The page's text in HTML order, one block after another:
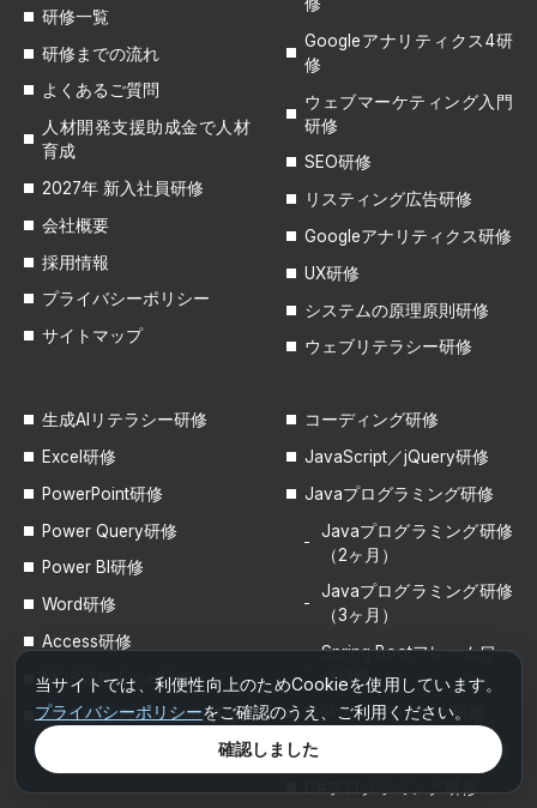
研修一覧
研修までの流れ
よくあるご質問
人材開発支援助成金で人材
育成
2027年 新入社員研修
会社概要
採用情報
プライバシーポリシー
サイトマップ
Googleアナリティクス4研
修
ウェブマーケティング入門
研修
SEO研修
リスティング広告研修
Googleアナリティクス研修
UX研修
システムの原理原則研修
ウェブリテラシー研修
生成AIリテラシー研修
Excel研修
PowerPoint研修
Power Query研修
Power BI研修
Word研修
Access研修
MOS資格 Excel研修
MOS資格 PowerPoint研修
コーディング研修
JavaScript／jQuery研修
Javaプログラミング研修
Javaプログラミング研修
（2ヶ月）
Javaプログラミング研修
（3ヶ月）
Spring Bootフレームワー
ク研修
PHPプログラミング研修
Pythonプログラミング研修
当サイトでは、利便性向上のためCookieを使用しています。
プライバシーポリシーをご確認のうえ、ご利用ください。
確認しました